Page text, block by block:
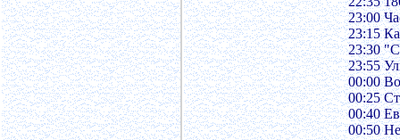
23:00
23:15
23:30
23:55
00:00
00:25
00:40
00:50